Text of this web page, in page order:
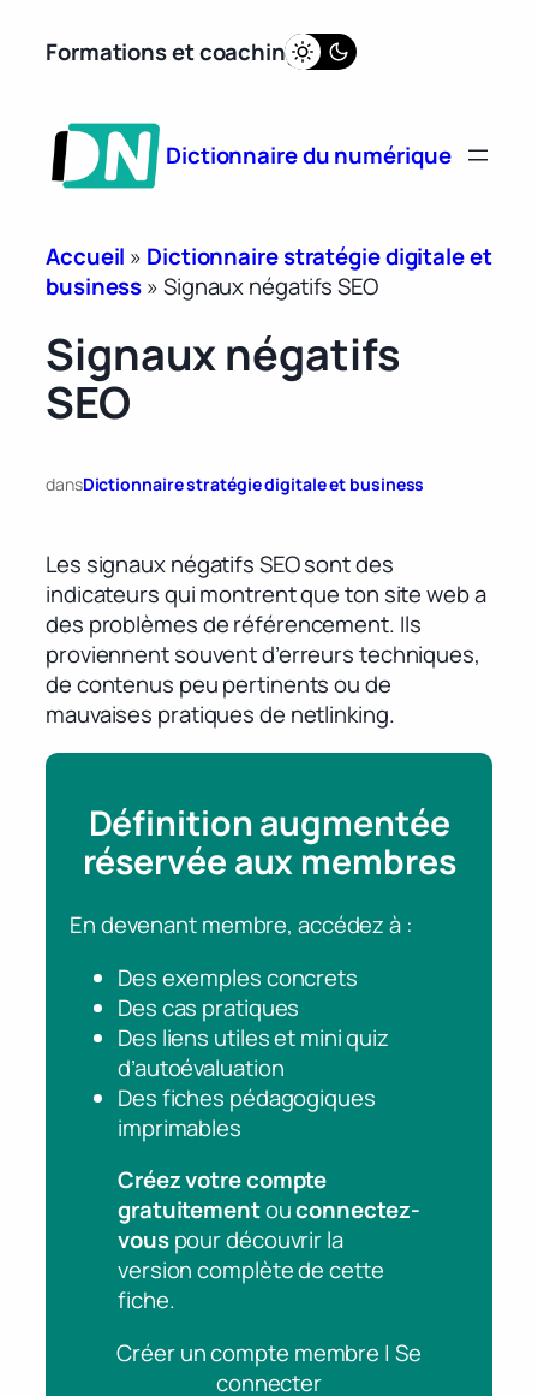
Formations et coaching
Dictionnaire du numérique
Accueil » Dictionnaire stratégie digitale et
business»Signaux négatifs SEO
Signaux négatifs
SEO
dansDictionnaire stratégie digitale et business
Les signaux négatifs SEO sont des
indicateurs qui montrent que ton site web a
des problèmes de référencement. Ils
proviennent souvent d’erreurs techniques,
de contenus peu pertinents ou de
mauvaises pratiques de netlinking.
Définition augmentée
réservée aux membres
En devenant membre, accédez à :
Des exemples concrets
Des cas pratiques
Des liens utiles et mini quiz
d’autoévaluation
Des fiches pédagogiques
imprimables
Créez votre compte
gratuitementouconnectez-
vouspour découvrir la
version complète de cette
fiche.
Créer un compte membre | Se
connecter